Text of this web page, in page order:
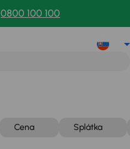
0800 100 100
Cena
Splátka